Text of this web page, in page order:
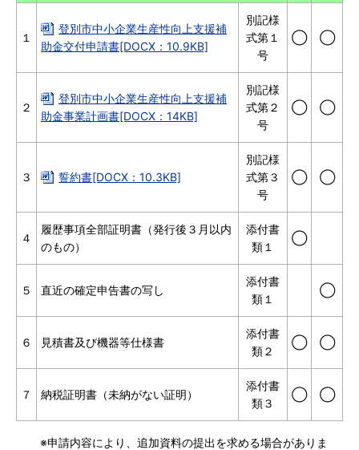
１
登別市中小企業生産性向上支援補
助金交付申請書[DOCX：10.9KB]
別記様
式第１
号
◯ ◯
２
登別市中小企業生産性向上支援補
助金事業計画書[DOCX：14KB]
別記様
式第２
号
◯ ◯
３ 誓約書[DOCX：10.3KB]
別記様
式第３
号
◯ ◯
４
履歴事項全部証明書（発行後３月以内
のもの）
添付書
類１
◯
５ 直近の確定申告書の写し
添付書
類１
◯
６ 見積書及び機器等仕様書
添付書
類２
◯ ◯
７ 納税証明書（未納がない証明）
添付書
類３
◯ ◯
※申請内容により、追加資料の提出を求める場合がありま